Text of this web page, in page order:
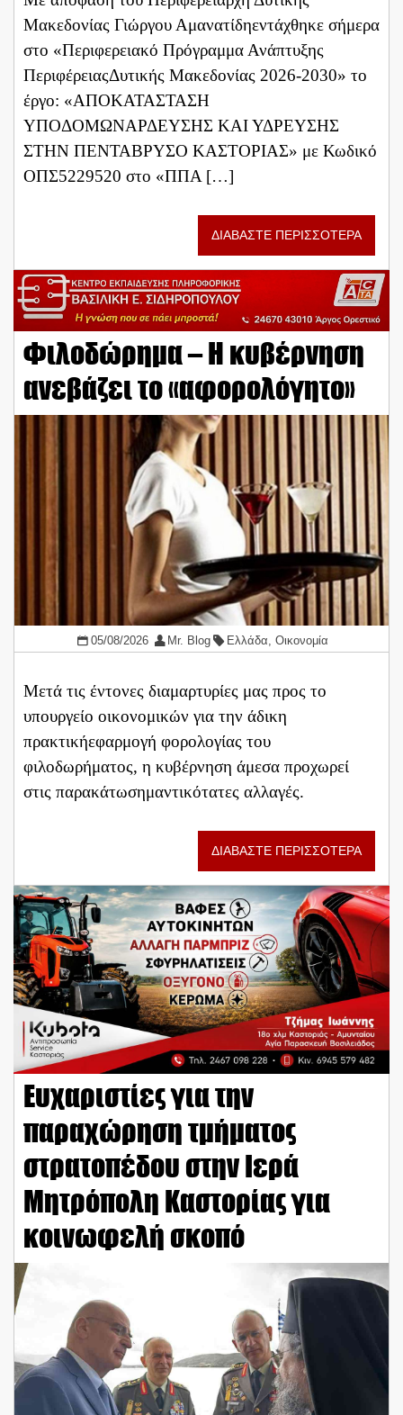
Μακεδονίας Γιώργου Αμανατίδηεντάχθηκε σήμερα
στο «Περιφερειακό Πρόγραμμα Ανάπτυξης
ΠεριφέρειαςΔυτικής Μακεδονίας 2026-2030» το
έργο: «ΑΠΟΚΑΤΑΣΤΑΣΗ
ΥΠΟΔΟΜΩΝΑΡΔΕΥΣΗΣ ΚΑΙ ΥΔΡΕΥΣΗΣ
ΣΤΗΝ ΠΕΝΤΑΒΡΥΣΟ ΚΑΣΤΟΡΙΑΣ» με Κωδικό
ΟΠΣ5229520 στο «ΠΠΑ […]
ΔΙΑΒΑΣΤΕ ΠΕΡΙΣΣΟΤΕΡΑ
Φιλοδώρημα – Η κυβέρνηση
ανεβάζει το «αφορολόγητο»
05/08/2026 Mr. Blog Ελλάδα ,Οικονομία
Μετά τις έντονες διαμαρτυρίες μας προς το
υπουργείο οικονομικών για την άδικη
πρακτικήεφαρμογή φορολογίας του
φιλοδωρήματος, η κυβέρνηση άμεσα προχωρεί
στις παρακάτωσημαντικότατες αλλαγές.
ΔΙΑΒΑΣΤΕ ΠΕΡΙΣΣΟΤΕΡΑ
Ευχαριστίες για την
παραχώρηση τμήματος
στρατοπέδου στην Ιερά
Μητρόπολη Καστορίας για
κοινωφελή σκοπό